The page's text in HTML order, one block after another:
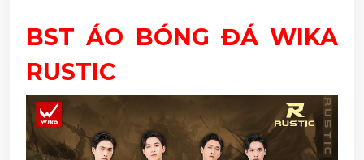
BST ÁO BÓNG ĐÁ WIKA
RUSTIC